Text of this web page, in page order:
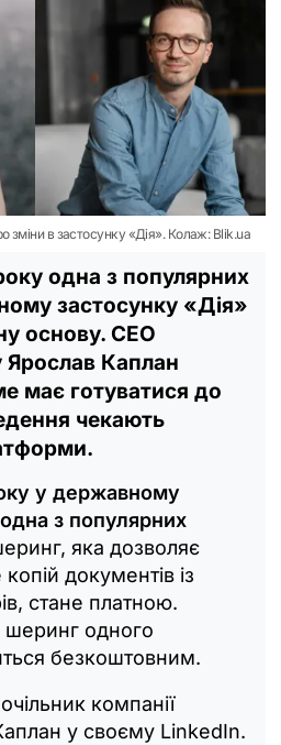
зміни в застосунку «Дія». Колаж: Blik.ua
одна з популярних
застосунку «Дія»
основу. СЕО
Ярослав Каплан
має готуватися до
чекають
у державному
з популярних
яка дозволяє
документів із
стане платною.
шеринг одного
безкоштовним.
компанії
у своєму LinkedIn.